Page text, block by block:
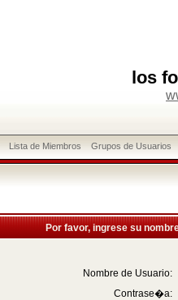
los
Lista de Miembros Grupos de Usuarios
Por favor, ingrese su
Nombre de Usuario:
Contrase�a: